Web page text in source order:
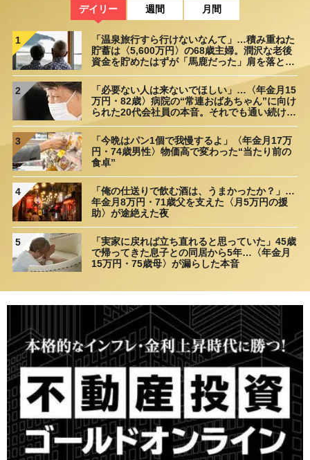
デイリー 週間 月間
1
「温泉旅行すら行けないなんて」…積み重ねた
貯蓄は〈5,600万円〉の68歳主婦。潤沢な老後
資金を貯めたはずが「馬鹿だった」肩を落とす
理由
2
「必要ない人は来ないでほしい」…〈年金月15
万円・82歳〉病院の“常連おばあちゃん”に向け
られた20代会社員の本音。それでも通い続ける
理由
3
「今晩はパン1個で我慢するよ」〈年金月17万
円・74歳男性〉物価高で変わった“当たり前の
食卓”
4
「俺の仕送りで飲む酒は、うまかったか？」…
年金月8万円・71歳父を支えた〈月5万円の援
助〉が途絶えた夜
5
「実家に戻れば立ち直れると思っていた」45歳
で帰ってきた息子との同居から5年…〈年金月
15万円・75歳母〉が漏らした本音